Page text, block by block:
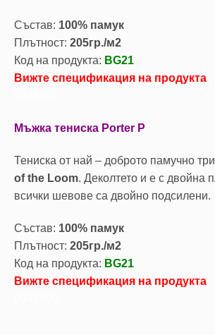
Състав: 100% памук
Плътност: 205гр./м2
Код на продукта: BG21
Вижте спецификация на продукта
Мъжка тениска Porter P
Тениска от най – доброто памучно
of the Loom. Деколтето и е с двойна
всички шевове са двойно подсилени.
Състав: 100% памук
Плътност: 205гр./м2
Код на продукта: BG21
Вижте спецификация на продукта